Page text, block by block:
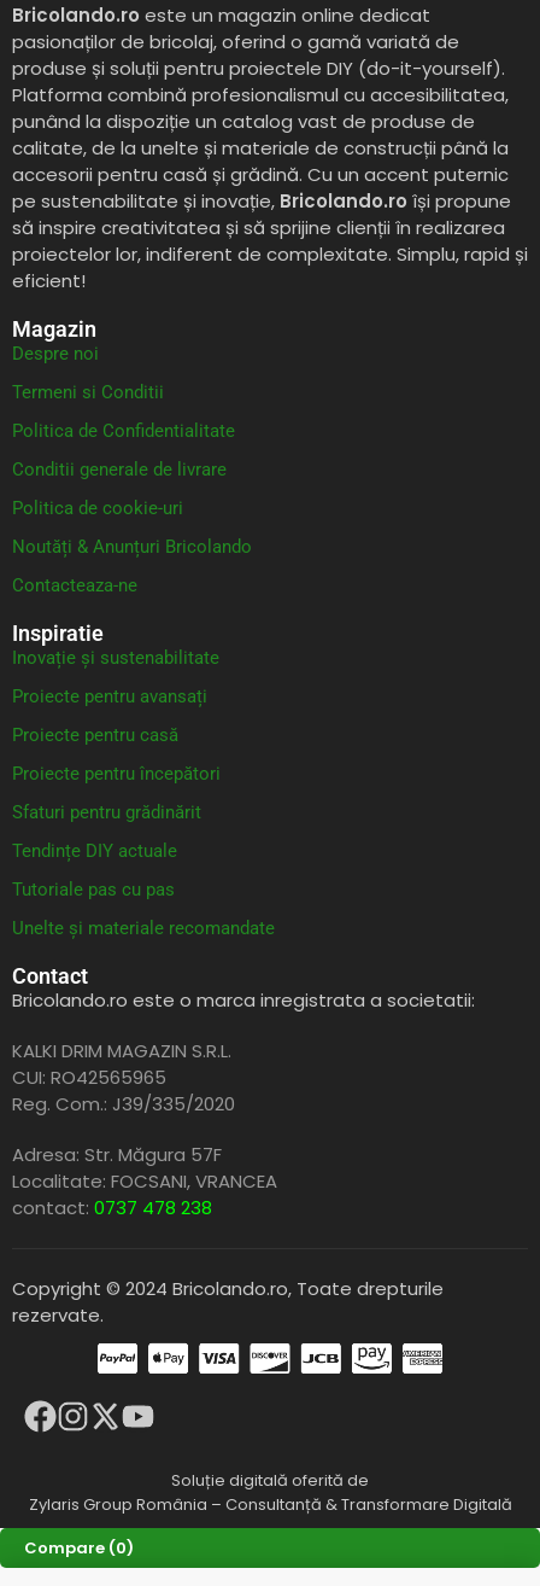
Bricolando.ro este un magazin online dedicat
pasionaților de bricolaj, oferind o gamă variată de
produse și soluții pentru proiectele DIY (do-it-yourself).
Platforma combină profesionalismul cu accesibilitatea,
punând la dispoziție un catalog vast de produse de
calitate, de la unelte și materiale de construcții până la
accesorii pentru casă și grădină. Cu un accent puternic
pe sustenabilitate și inovație, Bricolando.ro își propune
să inspire creativitatea și să sprijine clienții în realizarea
proiectelor lor, indiferent de complexitate. Simplu, rapid și
eficient!
Magazin
Despre noi
Termeni si Conditii
Politica de Confidentialitate
Conditii generale de livrare
Politica de cookie-uri
Noutăți & Anunțuri Bricolando
Contacteaza-ne
Inspiratie
Inovație și sustenabilitate
Proiecte pentru avansați
Proiecte pentru casă
Proiecte pentru începători
Sfaturi pentru grădinărit
Tendințe DIY actuale
Tutoriale pas cu pas
Unelte și materiale recomandate
Contact
Bricolando.ro este o marca inregistrata a societatii:
KALKI DRIM MAGAZIN S.R.L.
CUI: RO42565965
Reg. Com.: J39/335/2020
Adresa: Str. Măgura 57F
Localitate: FOCSANI,VRANCEA
contact: 0737 478 238
Copyright © 2024 Bricolando.ro, Toate drepturile
rezervate.
Soluție digitală oferită de
Zylaris Group România – Consultanță & Transformare Digitală
Compare (0)